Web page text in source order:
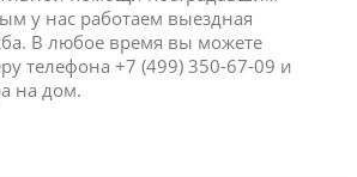
у нас работаем выездная
В любое время вы можете
телефона +7 (499) 350-67-09 и
на дом.